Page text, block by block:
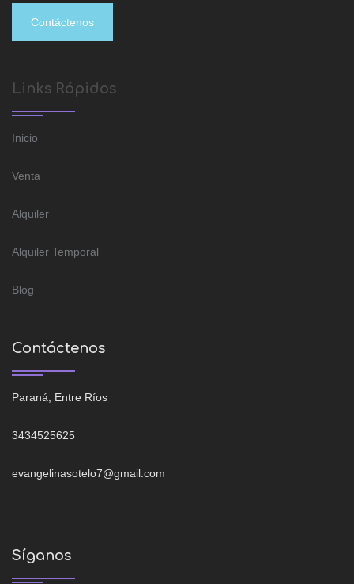
Contáctenos
Links Rápidos
Inicio
Venta
Alquiler
Alquiler Temporal
Blog
Contáctenos
Paraná, Entre Ríos
3434525625
evangelinasotelo7@gmail.com
Síganos